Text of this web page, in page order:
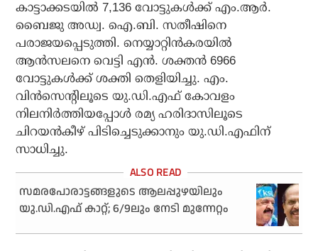
കാട്ടാക്കടയില്‍ 7,136 വോട്ടുകള്‍ക്ക് എം.ആര്‍.
ബൈജു അഡ്വ. ഐ.ബി. സതീഷിനെ
പരാജയപ്പെടുത്തി. നെയ്യാറ്റിന്‍കരയില്‍
ആന്‍സലനെ വെട്ടി എന്‍. ശക്തന്‍ 6966
വോട്ടുകള്‍ക്ക് ശക്തി തെളിയിച്ചു. എം.
വിന്‍സെന്റിലൂടെ യു.ഡി.എഫ് കോവളം
നിലനിര്‍ത്തിയപ്പോള്‍ രമ്യ ഹരിദാസിലൂടെ
ചിറയന്‍കീഴ് പിടിച്ചെടുക്കാനും യു.ഡി.എഫിന്
സാധിച്ചു.
സമരപോരാട്ടങ്ങളുടെ ആലപ്പുഴയിലും
യു.ഡി.എഫ് കാറ്റ്; 6/9ലും നേടി മുന്നേറ്റം